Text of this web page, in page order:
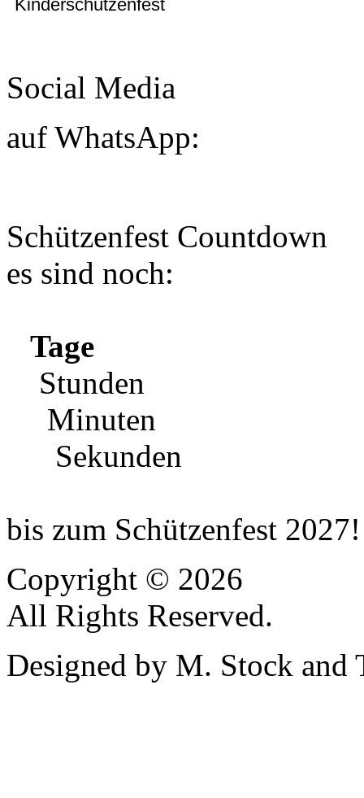
Kinderschützenfest
Social Media
auf WhatsApp:
Schützenfest Countdown
es sind noch:
Tage
Stunden
Minuten
Sekunden
bis zum Schützenfest 2027!
Copyright © 2026
All Rights Reserved.
Designed by M. Stock and